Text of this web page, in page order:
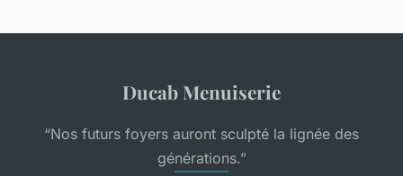
Ducab Menuiserie
“Nos futurs foyers auront sculpté la lignée des
générations.”